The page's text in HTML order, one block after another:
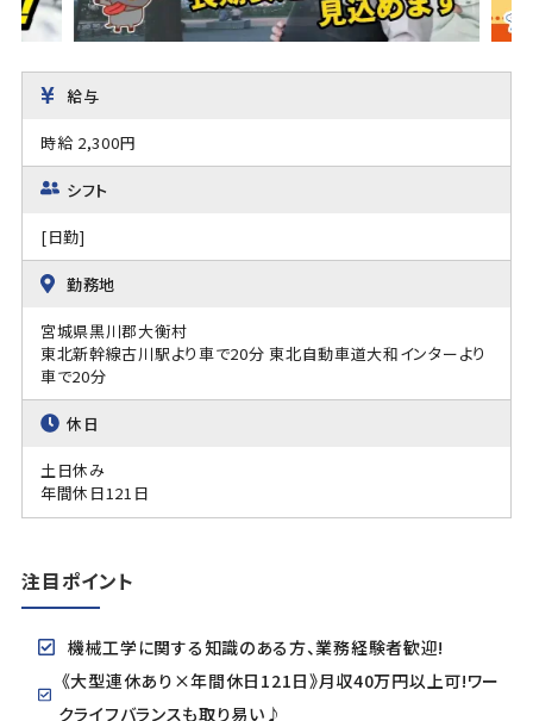
給与
時給 2,300円
シフト
[日勤]
勤務地
宮城県黒川郡大衡村
東北新幹線古川駅より車で20分 東北自動車道大和インターより
車で20分
休日
土日休み
年間休日121日
注目ポイント
機械工学に関する知識のある方、業務経験者歓迎!
《大型連休あり×年間休日121日》月収40万円以上可!ワー
クライフバランスも取り易い♪